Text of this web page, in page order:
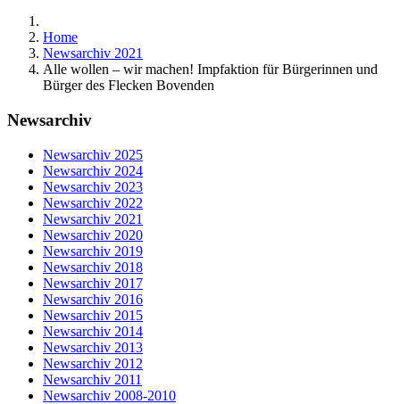
Home
Newsarchiv 2021
Alle wollen – wir machen! Impfaktion für Bürgerinnen und
Bürger des Flecken Bovenden
Newsarchiv
Newsarchiv 2025
Newsarchiv 2024
Newsarchiv 2023
Newsarchiv 2022
Newsarchiv 2021
Newsarchiv 2020
Newsarchiv 2019
Newsarchiv 2018
Newsarchiv 2017
Newsarchiv 2016
Newsarchiv 2015
Newsarchiv 2014
Newsarchiv 2013
Newsarchiv 2012
Newsarchiv 2011
Newsarchiv 2008-2010